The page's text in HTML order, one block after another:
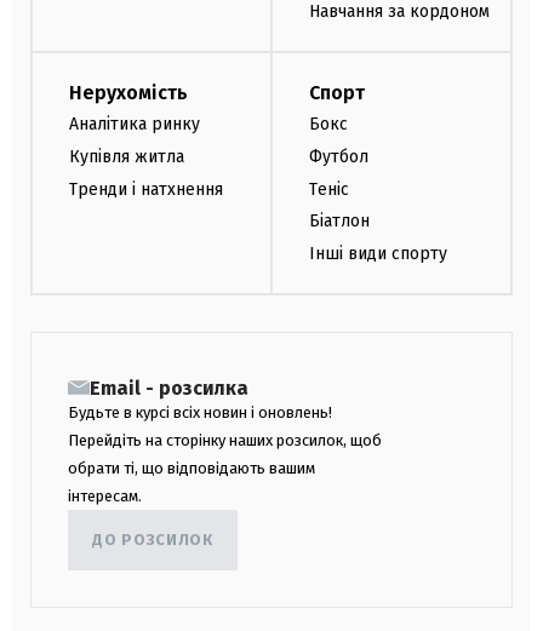
Навчання за кордоном
Нерухомість
Аналітика ринку
Купівля житла
Тренди і натхнення
Спорт
Бокс
Футбол
Теніс
Біатлон
Інші види спорту
Email - розсилка
Будьте в курсі всіх новин і оновлень!
Перейдіть на сторінку наших розсилок, щоб
обрати ті, що відповідають вашим
інтересам.
ДО РОЗСИЛОК